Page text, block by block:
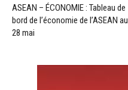
ASEAN – ÉCONOMIE : Tableau de
bord de l’économie de l’ASEAN au
28 mai